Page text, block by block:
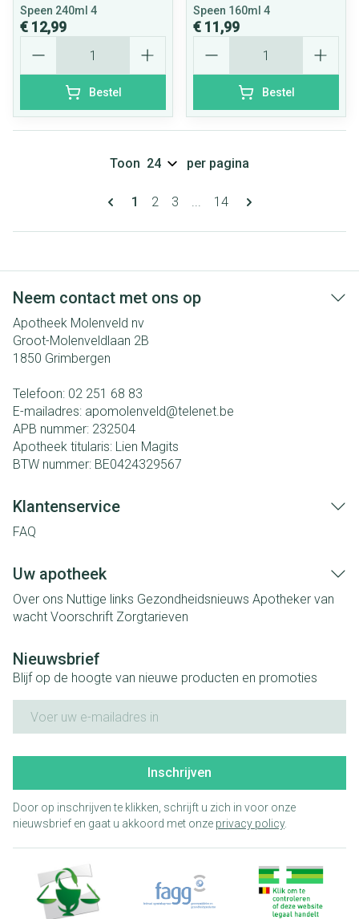
Speen 240ml 4
€ 12,99
Bestel
Speen 160ml 4
€ 11,99
Bestel
Pagina's
U lees momenteel pagina
1 Pagina
2 Pagina
3 ... Pagina
14
Toon per pagina
Neem contact met ons op
Apotheek Molenveld nv
Groot-Molenveldlaan 2B
1850 Grimbergen
Telefoon: 02 251 68 83
E-mailadres: apomolenveld@telenet.be
APB nummer: 232504
Apotheek titularis: Lien Magits
BTW nummer: BE0424329567
Klantenservice
FAQ
Uw apotheek
Over ons Nuttige links Gezondheidsnieuws Apotheker van
wacht Voorschrift Zorgtarieven
Nieuwsbrief
Blijf op de hoogte van nieuwe producten en promoties
Inschrijven
Door op inschrijven te klikken, schrijft u zich in voor onze
nieuwsbrief en gaat u akkoord met onze privacy policy.